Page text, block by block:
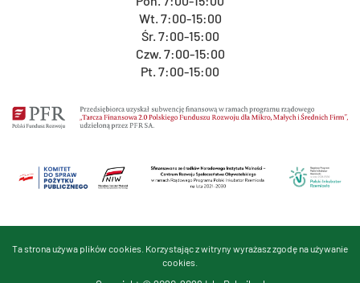
Wt. 7:00-15:00
Śr. 7:00-15:00
Czw. 7:00-15:00
Pt. 7:00-15:00
Ta strona używa plików cookies. Korzystając z witryny wyrażasz zgodę na używanie
cookies.